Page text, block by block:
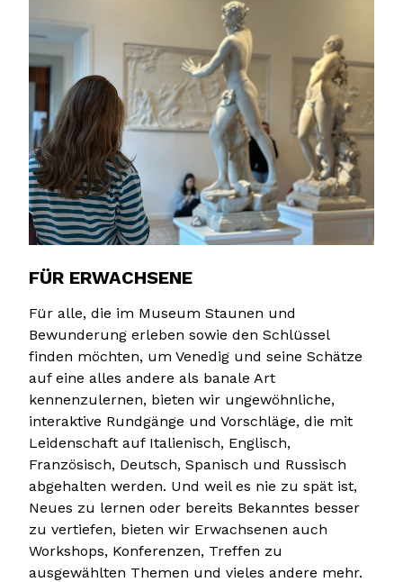
FÜR ERWACHSENE
Für alle, die im Museum Staunen und
Bewunderung erleben sowie den Schlüssel
finden möchten, um Venedig und seine Schätze
auf eine alles andere als banale Art
kennenzulernen, bieten wir ungewöhnliche,
interaktive Rundgänge und Vorschläge, die mit
Leidenschaft auf Italienisch, Englisch,
Französisch, Deutsch, Spanisch und Russisch
abgehalten werden. Und weil es nie zu spät ist,
Neues zu lernen oder bereits Bekanntes besser
zu vertiefen, bieten wir Erwachsenen auch
Workshops, Konferenzen, Treffen zu
ausgewählten Themen und vieles andere mehr.